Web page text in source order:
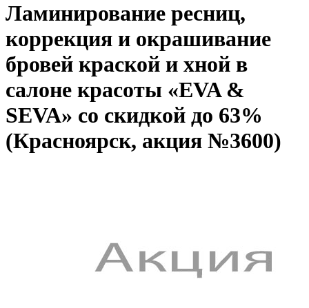
Ламинирование ресниц,
коррекция и окрашивание
бровей краской и хной в
салоне красоты «EVA &
SEVA» со скидкой до 63%
(Красноярск, акция №3600)